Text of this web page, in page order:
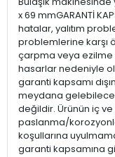
x 69 mmGARANTİ
hatalar, yalıtım
problemlerine karşı
çarpma veya ezilme
hasarlar nedeniyle
garanti kapsamı
meydana
değildir. Ürünün iç
paslanma/
koşullarına
garanti kapsamına